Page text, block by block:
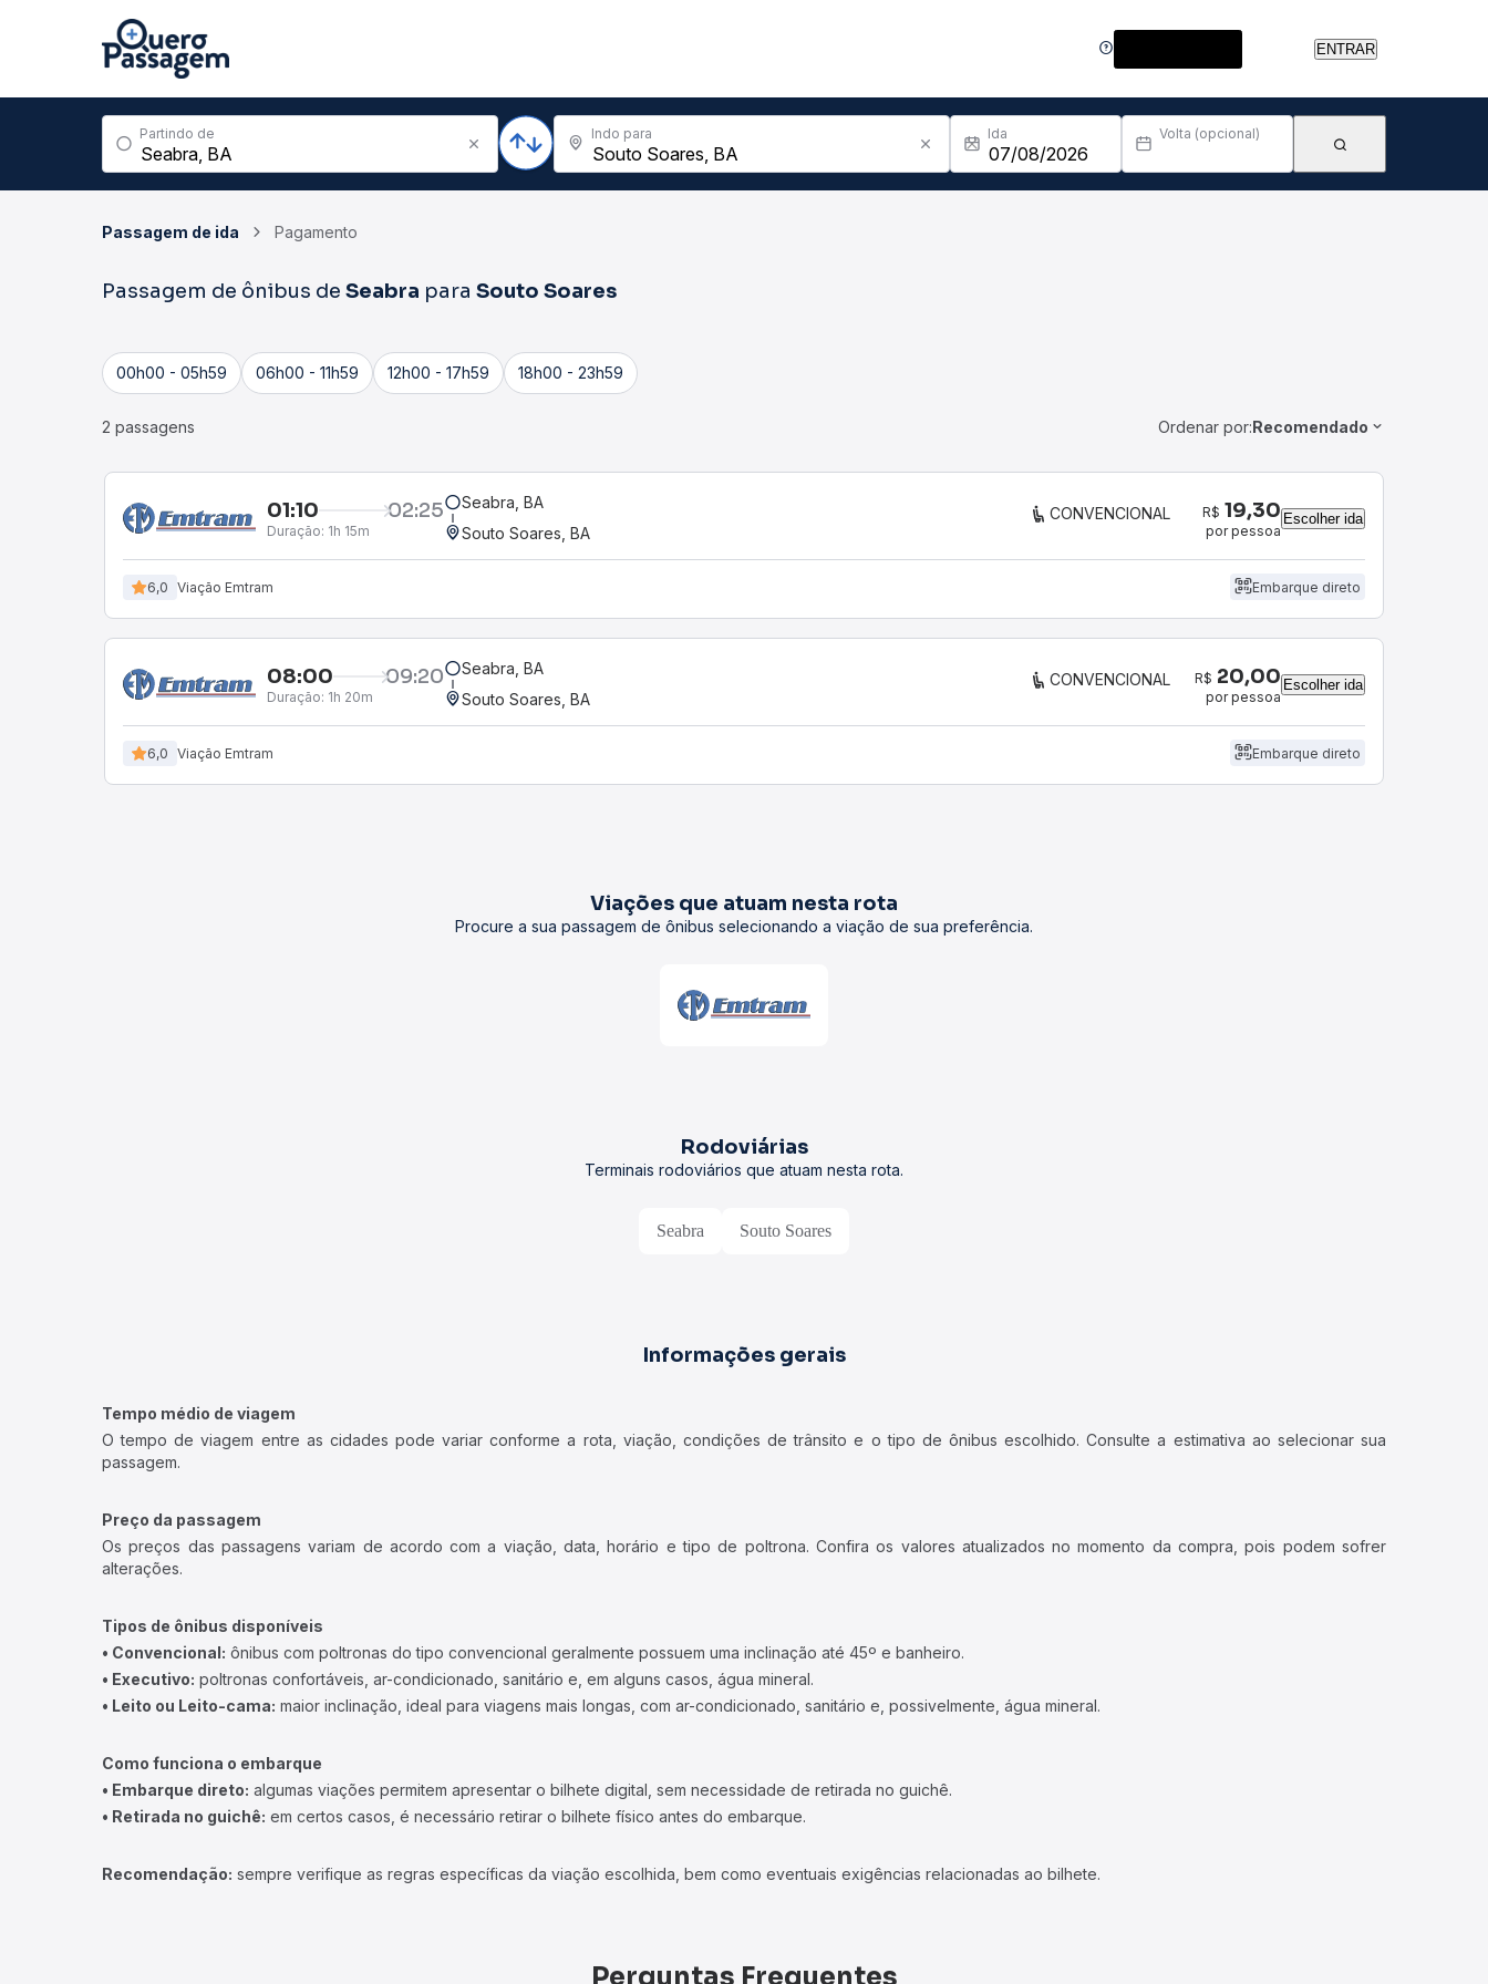
ENTRAR
Partindo de Indo para Ida Volta (opcional)
Passagem de ida Pagamento
Passagem de ônibus de Seabra para Souto Soares
00h00 - 05h59 06h00 - 11h59 12h00 - 17h59 18h00 - 23h59
2 passagens Ordenar por:Recomendado
01:10 02:25
Duração: 1h 15m
Seabra, BA
Souto Soares, BA
CONVENCIONAL R$ 19,30
por pessoa
Escolher ida
6,0 Viação Emtram Embarque direto
08:00 09:20
Duração: 1h 20m
Seabra, BA
Souto Soares, BA
CONVENCIONAL R$ 20,00
por pessoa
Escolher ida
6,0 Viação Emtram Embarque direto
Viações que atuam nesta rota
Procure a sua passagem de ônibus selecionando a viação de sua preferência.
Rodoviárias
Terminais rodoviários que atuam nesta rota.
Seabra Souto Soares
Informações gerais
Tempo médio de viagem
O tempo de viagem entre as cidades pode variar conforme a rota, viação, condições de trânsito e o tipo de ônibus escolhido. Consulte a estimativa ao selecionar sua
passagem.
Preço da passagem
Os preços das passagens variam de acordo com a viação, data, horário e tipo de poltrona. Confira os valores atualizados no momento da compra, pois podem sofrer
alterações.
Tipos de ônibus disponíveis
• Convencional: ônibus com poltronas do tipo convencional geralmente possuem uma inclinação até 45º e banheiro.
• Executivo: poltronas confortáveis, ar-condicionado, sanitário e, em alguns casos, água mineral.
• Leito ou Leito-cama: maior inclinação, ideal para viagens mais longas, com ar-condicionado, sanitário e, possivelmente, água mineral.
Como funciona o embarque
• Embarque direto: algumas viações permitem apresentar o bilhete digital, sem necessidade de retirada no guichê.
• Retirada no guichê: em certos casos, é necessário retirar o bilhete físico antes do embarque.
Recomendação: sempre verifique as regras específicas da viação escolhida, bem como eventuais exigências relacionadas ao bilhete.
Perguntas Frequentes